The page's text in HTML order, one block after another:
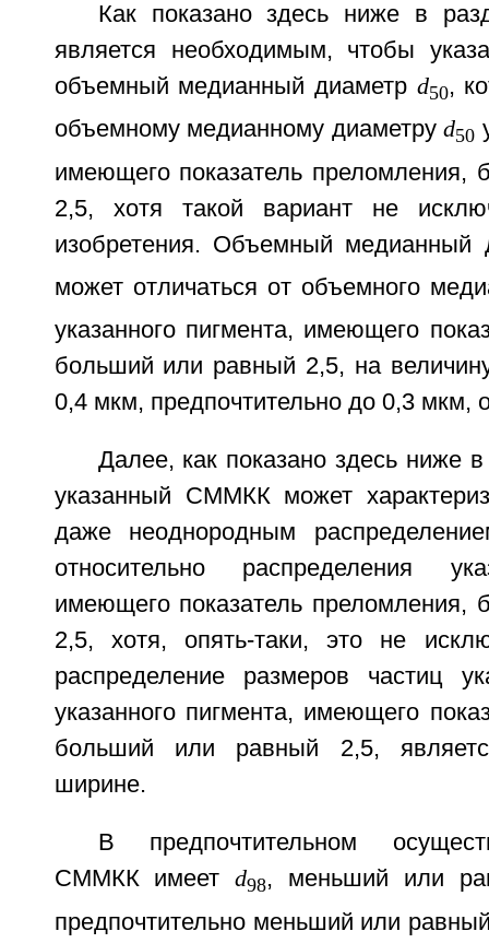
Как показано здесь ниже в
является необходимым, чтобы
объемный медианный диаметр d50,
объемному медианному диаметруd50
имеющего показатель преломления,
2,5, хотя такой вариант не
изобретения. Объемный медианный
может отличаться от объемного
указанного пигмента, имеющего
больший или равный 2,5, на
0,4 мкм, предпочтительно до 0,3 мкм,
Далее, как показано здесь ниже
указанный СММКК может
даже неоднородным
относительно распределения
имеющего показатель преломления,
2,5, хотя, опять-таки, это не
распределение размеров частиц
указанного пигмента, имеющего
больший или равный 2,5,
ширине.
В предпочтительном
СММКК имеетd98, меньший или
предпочтительно меньший или